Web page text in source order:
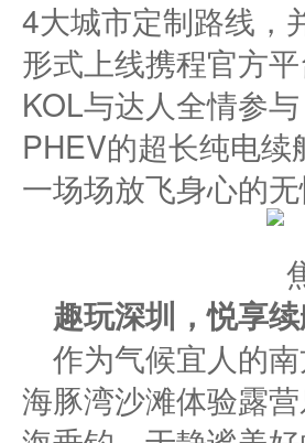
4大城市定制路线，
形式上线携程官方
KOL与达人全情参
PHEV的超长纯电续
一场场放飞身心的
趣玩深圳，悦享
作为气候宜人的
海豚湾沙滩体验露